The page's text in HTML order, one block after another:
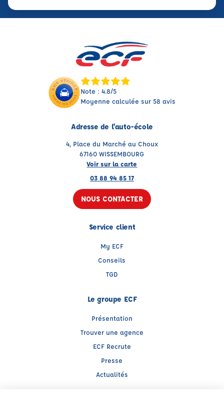
Note : 4.8/5
Moyenne calculée sur 58 avis
Adresse de l'auto-école
4, Place du Marché au Choux
67160 WISSEMBOURG
Voir sur la carte
03 88 94 85 17
NOUS CONTACTER
Service client
My ECF
Conseils
TGD
Le groupe ECF
Présentation
Trouver une agence
ECF Recrute
Presse
Actualités